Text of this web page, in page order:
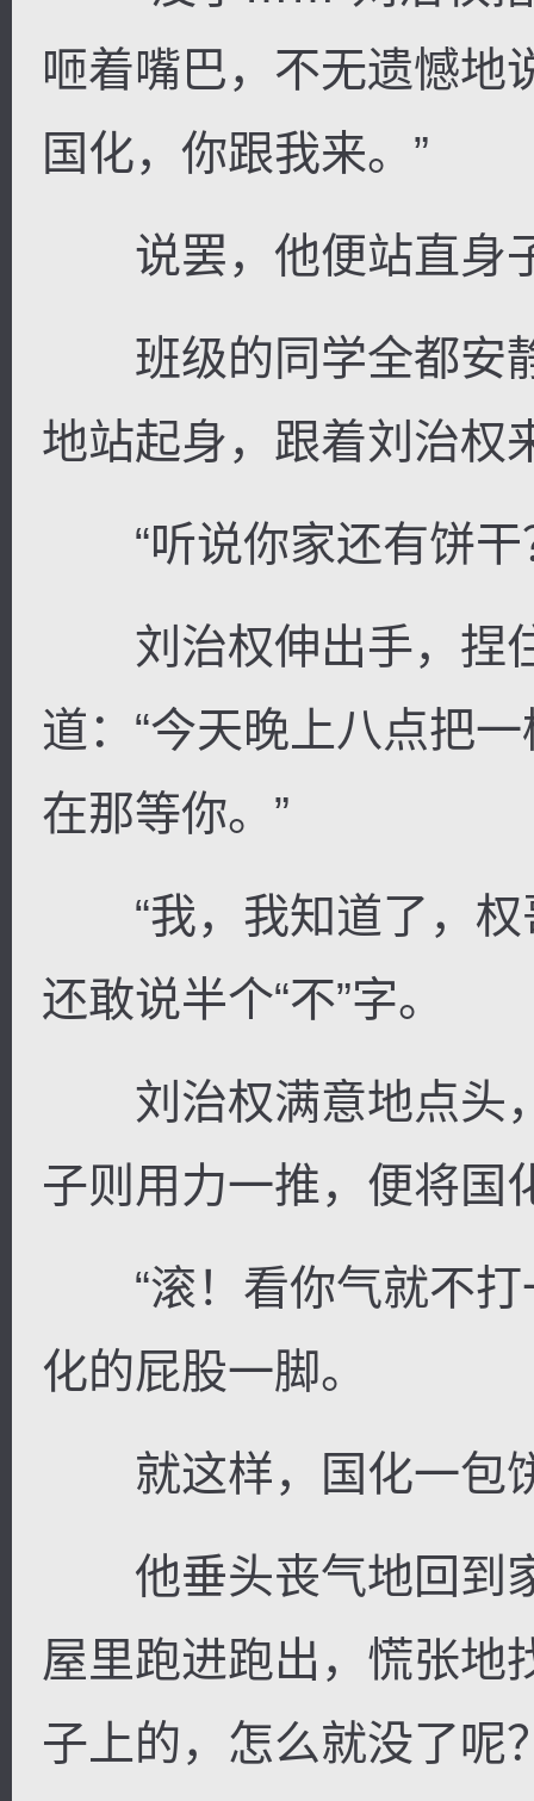
咂着嘴巴，不无遗憾地
国化，你跟我来。”
说罢，他便站直身
班级的同学全都安
地站起身，跟着刘治权
“听说你家还有饼干
刘治权伸出手，捏
道：“今天晚上八点把
在那等你。”
“我，我知道了，权
还敢说半个“不”字。
刘治权满意地点头
子则用力一推，便将国
“滚！看你气就不打
化的屁股一脚。
就这样，国化一包饼
他垂头丧气地回到
屋里跑进跑出，慌张地
子上的，怎么就没了呢